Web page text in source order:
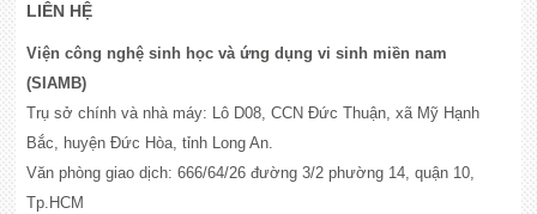
LIÊN HỆ
Viện công nghệ sinh học và ứng dụng vi sinh miền nam
(SIAMB)
Trụ sở chính và nhà máy: Lô D08, CCN Đức Thuận, xã Mỹ Hạnh
Bắc, huyện Đức Hòa, tỉnh Long An.
Văn phòng giao dịch: 666/64/26 đường 3/2 phường 14, quận 10,
Tp.HCM